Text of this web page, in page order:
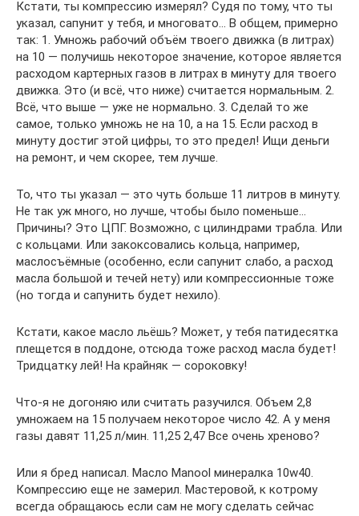
Кстати, ты компрессию измерял? Судя по тому, что ты
указал, сапунит у тебя, и многовато… В общем, примерно
так: 1. Умножь рабочий объём твоего движка (в литрах)
на 10 — получишь некоторое значение, которое является
расходом картерных газов в литрах в минуту для твоего
движка. Это (и всё, что ниже) считается нормальным. 2.
Всё, что выше — уже не нормально. 3. Сделай то же
самое, только умножь не на 10, а на 15. Если расход в
минуту достиг этой цифры, то это предел! Ищи деньги
на ремонт, и чем скорее, тем лучше.
То, что ты указал — это чуть больше 11 литров в минуту.
Не так уж много, но лучше, чтобы было поменьше…
Причины? Это ЦПГ. Возможно, с цилиндрами трабла. Или
с кольцами. Или закоксовались кольца, например,
маслосъёмные (особенно, если сапунит слабо, а расход
масла большой и течей нету) или компрессионные тоже
(но тогда и сапунить будет нехило).
Кстати, какое масло льёшь? Может, у тебя патидесятка
плещется в поддоне, отсюда тоже расход масла будет!
Тридцатку лей! На крайняк — сороковку!
Что-я не догоняю или считать разучился. Объем 2,8
умножаем на 15 получаем некоторое число 42. А у меня
газы давят 11,25 л/мин. 11,25 2,47 Все очень хреново?
Или я бред написал. Масло Manool минералка 10w40.
Компрессию еще не замерил. Мастеровой, к котрому
всегда обращаюсь если сам не могу сделать сейчас